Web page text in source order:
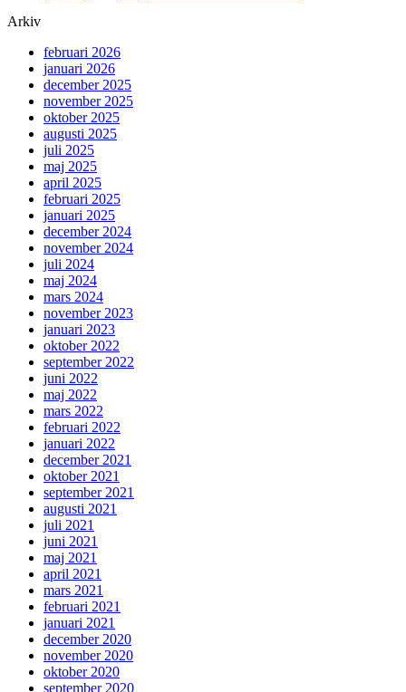
Arkiv
februari 2026
januari 2026
december 2025
november 2025
oktober 2025
augusti 2025
juli 2025
maj 2025
april 2025
februari 2025
januari 2025
december 2024
november 2024
juli 2024
maj 2024
mars 2024
november 2023
januari 2023
oktober 2022
september 2022
juni 2022
maj 2022
mars 2022
februari 2022
januari 2022
december 2021
oktober 2021
september 2021
augusti 2021
juli 2021
juni 2021
maj 2021
april 2021
mars 2021
februari 2021
januari 2021
december 2020
november 2020
oktober 2020
september 2020